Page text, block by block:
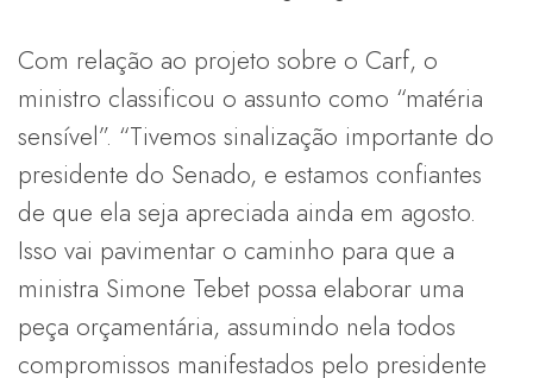
Com relação ao projeto sobre o Carf, o
ministro classificou o assunto como “matéria
sensível”. “Tivemos sinalização importante do
presidente do Senado, e estamos confiantes
de que ela seja apreciada ainda em agosto.
Isso vai pavimentar o caminho para que a
ministra Simone Tebet possa elaborar uma
peça orçamentária, assumindo nela todos
compromissos manifestados pelo presidente